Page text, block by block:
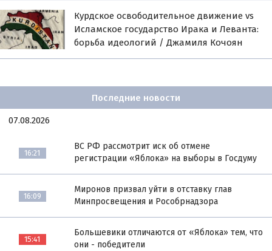
Курдское освободительное движение vs
Исламское государство Ирака и Леванта:
борьба идеологий / Джамиля Кочоян
Последние новости
07.08.2026
16:21
ВС РФ рассмотрит иск об отмене
регистрации «Яблока» на выборы в Госдуму
16:09
Миронов призвал уйти в отставку глав
Минпросвещения и Рособрнадзора
15:41
Большевики отличаются от «Яблока» тем, что
они - победители